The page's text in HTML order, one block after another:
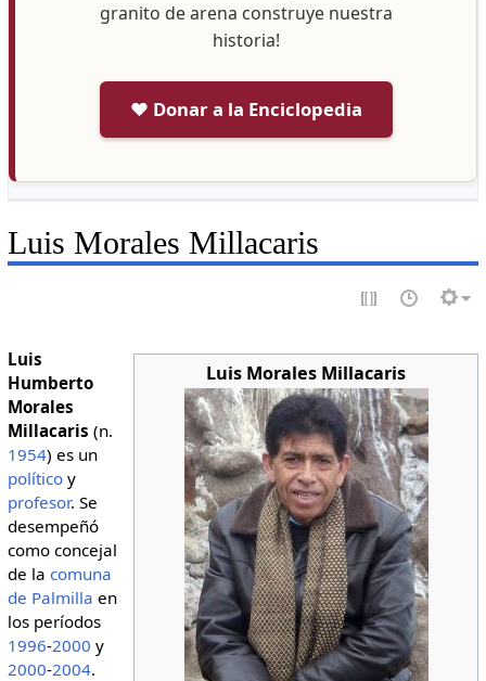
granito de arena construye nuestra
historia!
❤️ Donar a la Enciclopedia
Luis Morales Millacaris
Luis Morales Millacaris
Luis
Humberto
Morales
Millacaris (n.
1954) es un
políticoy
profesor. Se
desempeñó
como concejal
de la comuna
de Palmilla en
los períodos
1996-2000 y
2000-2004.